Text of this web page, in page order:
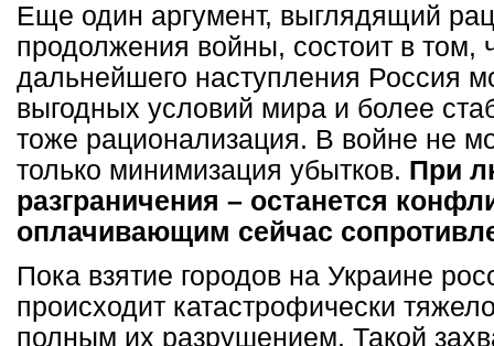
Еще один аргумент, выглядящий
продолжения войны, состоит в том,
дальнейшего наступления Россия
выгодных условий мира и более
тоже рационализация. В войне не
только минимизация убытков. При
разграничения – останется
оплачивающим сейчас
Пока взятие городов на Украине
происходит катастрофически
полным их разрушением. Такой